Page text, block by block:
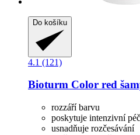
Do košíku
4.1 (121)
Bioturm Color red
rozzáří barvu
poskytuje intenzivní
usnadňuje rozčesávání